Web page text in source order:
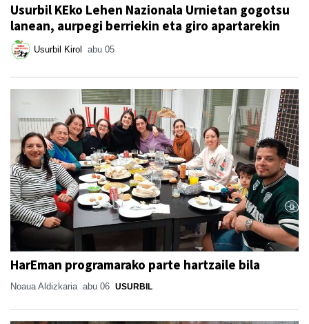
Usurbil KEko Lehen Nazionala Urnietan gogotsu
lanean, aurpegi berriekin eta giro apartarekin
Usurbil Kirol abu 05
HarEman programarako parte hartzaile bila
Noaua Aldizkaria abu 06 USURBIL